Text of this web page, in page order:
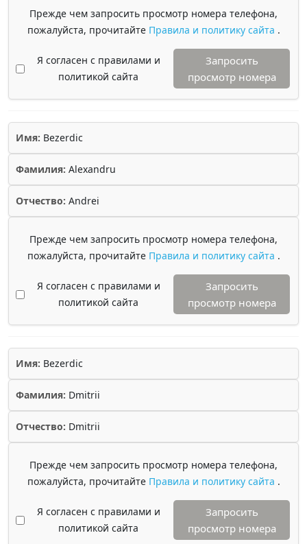
Прежде чем запросить просмотр номера телефона,
пожалуйста, прочитайте Правила и политику сайта .
Я согласен с правилами и
политикой сайта
Запросить
просмотр номера
Имя: Bezerdic
Фамилия: Alexandru
Отчество: Andrei
Прежде чем запросить просмотр номера телефона,
пожалуйста, прочитайте Правила и политику сайта .
Я согласен с правилами и
политикой сайта
Запросить
просмотр номера
Имя: Bezerdic
Фамилия: Dmitrii
Отчество: Dmitrii
Прежде чем запросить просмотр номера телефона,
пожалуйста, прочитайте Правила и политику сайта .
Я согласен с правилами и
политикой сайта
Запросить
просмотр номера